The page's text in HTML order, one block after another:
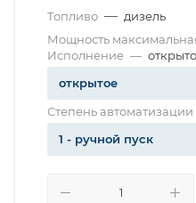
Топливо — дизель
Мощность
Исполнение —
открытое
Степень автоматизации
1 - ручной пуск